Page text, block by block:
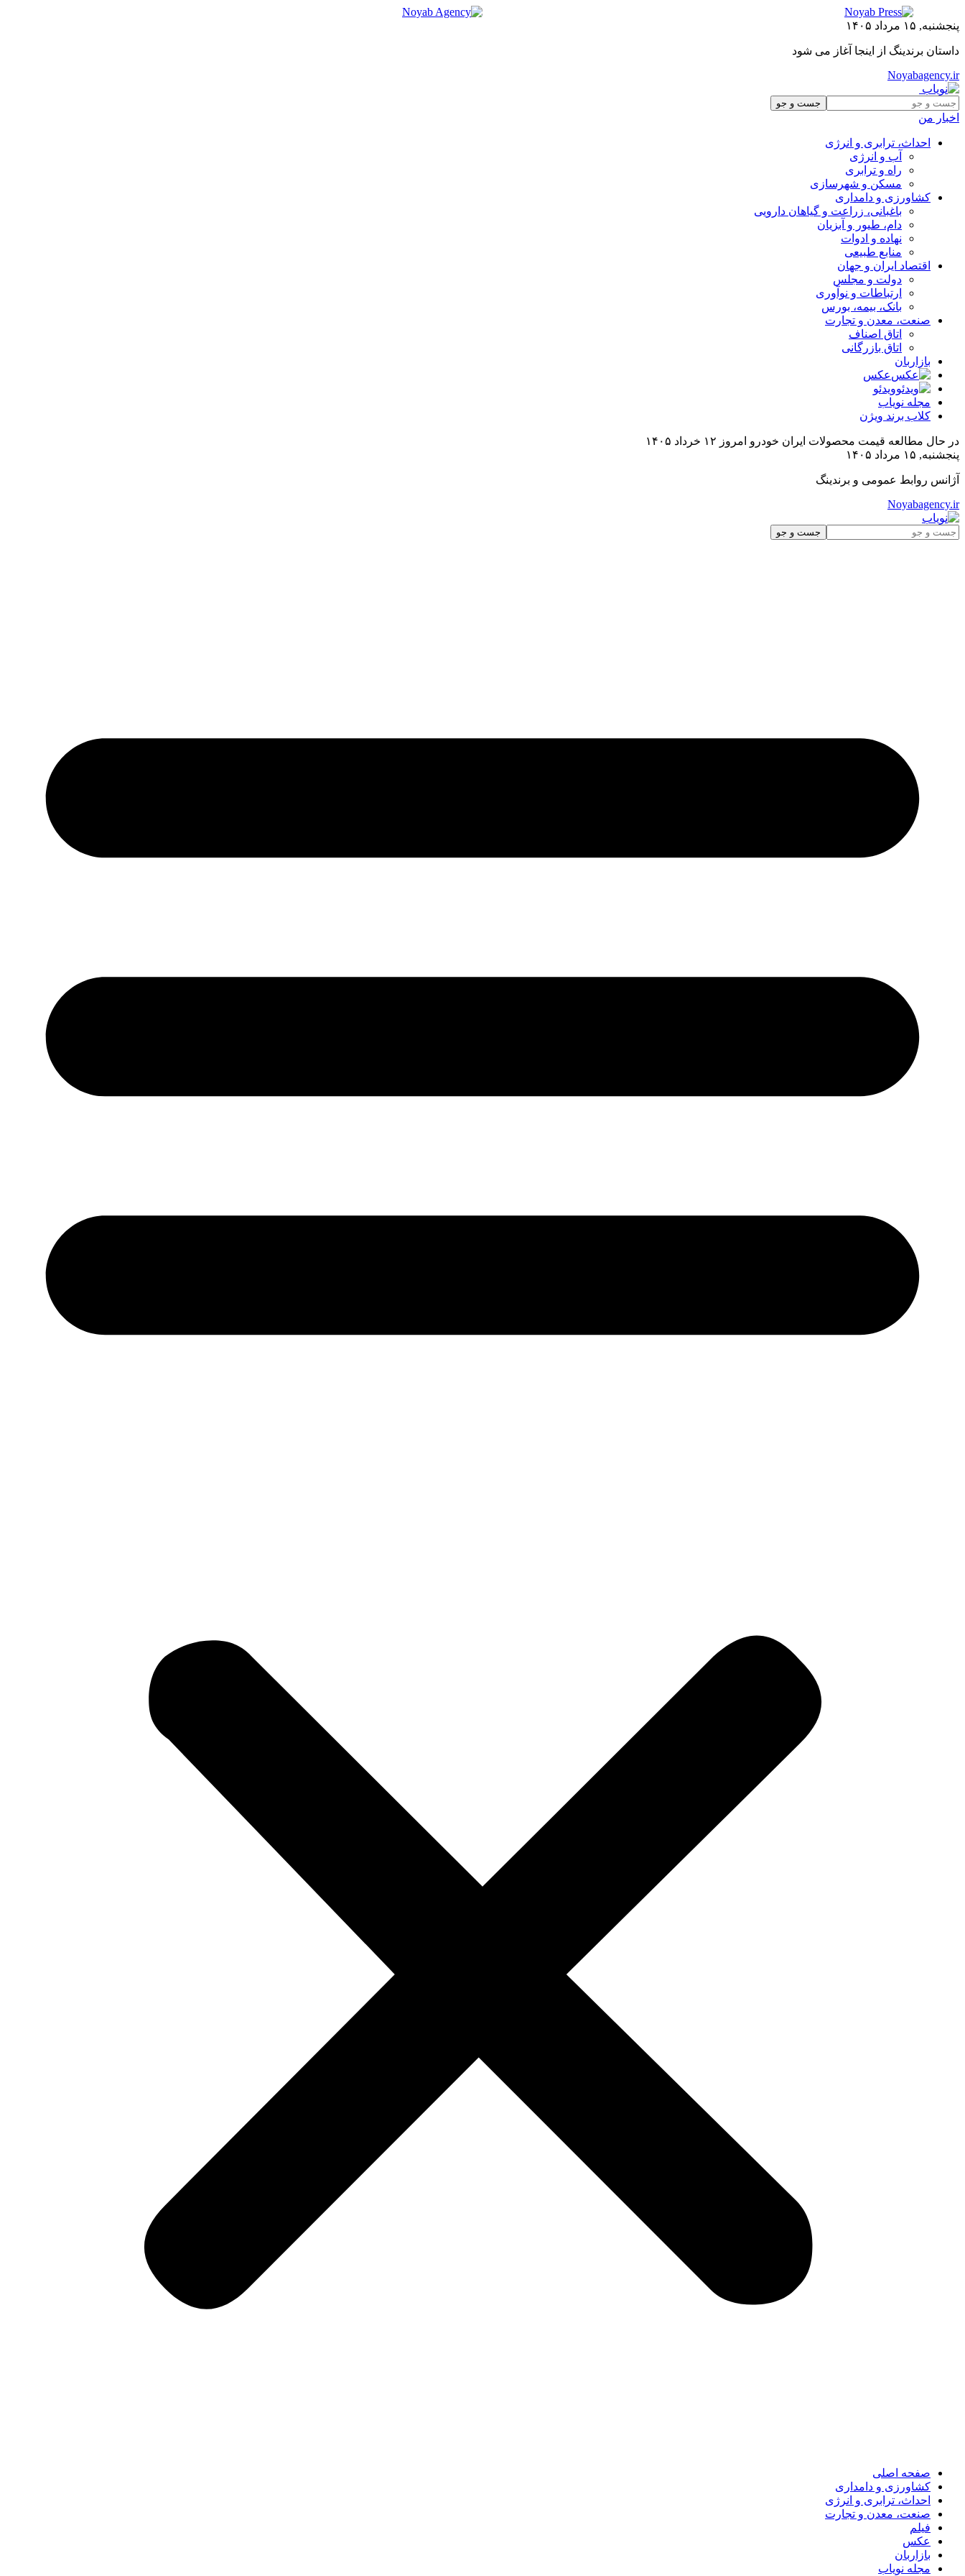
پنجشنبه, ۱۵ مرداد ۱۴۰۵
داستان برندینگ از اینجا آغاز می شود
Noyabagency.ir
اخبار من
احداث، ترابری و انرژی
آب و انرژی
راه و ترابری
مسکن و شهرسازی
کشاورزی و دامداری
باغبانی، زراعت و گیاهان دارویی
دام، طیور و آبزیان
نهاده و ادوات
منابع طبیعی
اقتصاد ایران و جهان
دولت و مجلس
ارتباطات و نوآوری
بانک، بیمه، بورس
صنعت، معدن و تجارت
اتاق اصناف
اتاق بازرگانی
بازاربان
عکس
ویدئو
مجله نویاب
کلاب برند ویژن
در حال مطالعه قیمت محصولات ایران خودرو امروز ۱۲ خرداد ۱۴۰۵
پنجشنبه, ۱۵ مرداد ۱۴۰۵
آژانس روابط عمومی و برندینگ
Noyabagency.ir
صفحه اصلی
کشاورزی و دامداری
احداث، ترابری و انرژی
صنعت، معدن و تجارت
فیلم
عکس
بازاربان
مجله نویاب